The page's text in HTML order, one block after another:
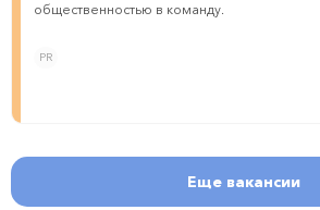
общественностью в команду.
PR
Еще вакансии